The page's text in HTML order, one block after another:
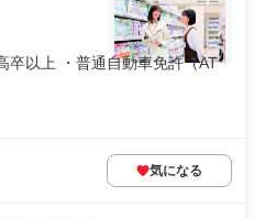
卒以上 ・普通自動車免許（AT
気になる